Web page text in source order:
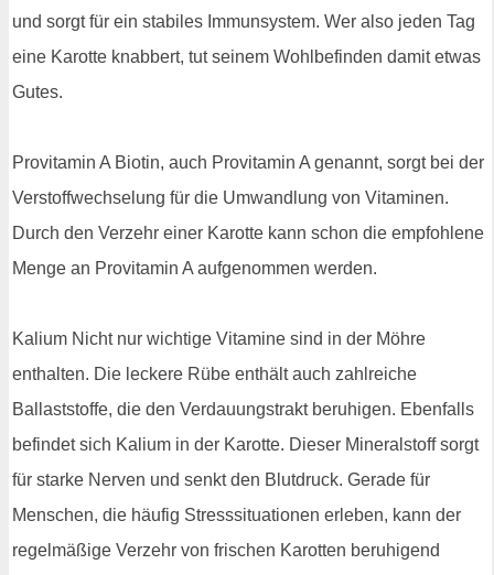
und sorgt für ein stabiles Immunsystem. Wer also jeden Tag
eine Karotte knabbert, tut seinem Wohlbefinden damit etwas
Gutes.
Provitamin A Biotin, auch Provitamin A genannt, sorgt bei der
Verstoffwechselung für die Umwandlung von Vitaminen.
Durch den Verzehr einer Karotte kann schon die empfohlene
Menge an Provitamin A aufgenommen werden.
Kalium Nicht nur wichtige Vitamine sind in der Möhre
enthalten. Die leckere Rübe enthält auch zahlreiche
Ballaststoffe, die den Verdauungstrakt beruhigen. Ebenfalls
befindet sich Kalium in der Karotte. Dieser Mineralstoff sorgt
für starke Nerven und senkt den Blutdruck. Gerade für
Menschen, die häufig Stresssituationen erleben, kann der
regelmäßige Verzehr von frischen Karotten beruhigend